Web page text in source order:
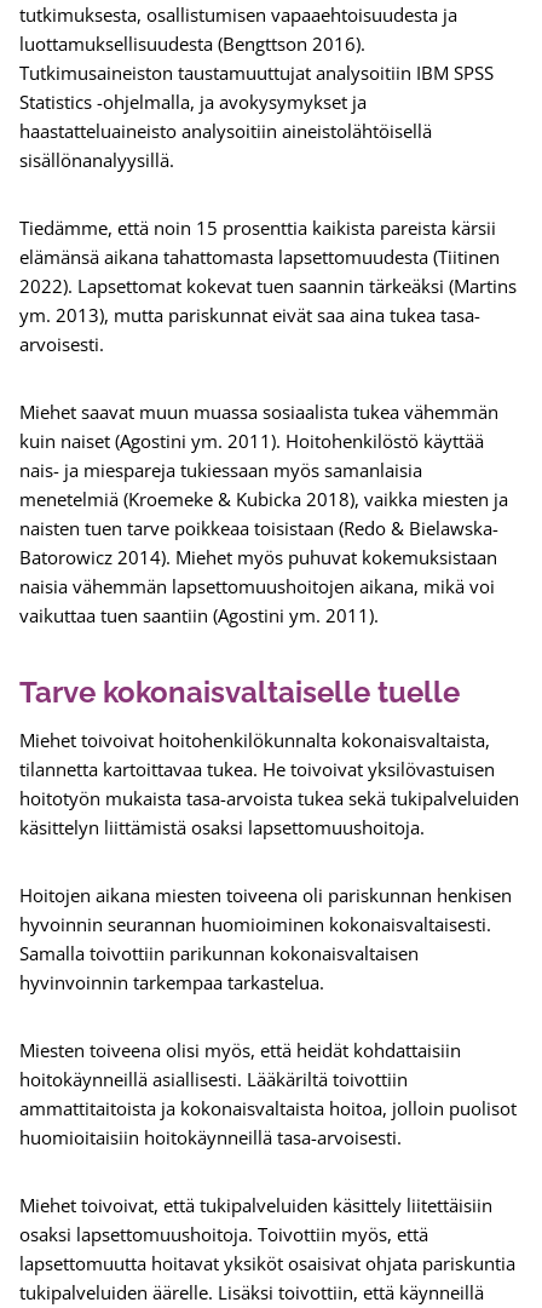
tutkimuksesta, osallistumisen vapaaehtoisuudesta ja
luottamuksellisuudesta (Bengttson 2016).
Tutkimusaineiston taustamuuttujat analysoitiin IBM SPSS
Statistics -ohjelmalla, ja avokysymykset ja
haastatteluaineisto analysoitiin aineistolähtöisellä
sisällönanalyysillä.
Tiedämme, että noin 15 prosenttia kaikista pareista kärsii
elämänsä aikana tahattomasta lapsettomuudesta (Tiitinen
2022). Lapsettomat kokevat tuen saannin tärkeäksi (Martins
ym. 2013), mutta pariskunnat eivät saa aina tukea tasa-
arvoisesti.
Miehet saavat muun muassa sosiaalista tukea vähemmän
kuin naiset (Agostini ym. 2011). Hoitohenkilöstö käyttää
nais- ja miespareja tukiessaan myös samanlaisia
menetelmiä (Kroemeke & Kubicka 2018), vaikka miesten ja
naisten tuen tarve poikkeaa toisistaan (Redo & Bielawska-
Batorowicz 2014). Miehet myös puhuvat kokemuksistaan
naisia vähemmän lapsettomuushoitojen aikana, mikä voi
vaikuttaa tuen saantiin (Agostini ym. 2011).
Tarve kokonaisvaltaiselle tuelle
Miehet toivoivat hoitohenkilökunnalta kokonaisvaltaista,
tilannetta kartoittavaa tukea. He toivoivat yksilövastuisen
hoitotyön mukaista tasa-arvoista tukea sekä tukipalveluiden
käsittelyn liittämistä osaksi lapsettomuushoitoja.
Hoitojen aikana miesten toiveena oli pariskunnan henkisen
hyvoinnin seurannan huomioiminen kokonaisvaltaisesti.
Samalla toivottiin parikunnan kokonaisvaltaisen
hyvinvoinnin tarkempaa tarkastelua.
Miesten toiveena olisi myös, että heidät kohdattaisiin
hoitokäynneillä asiallisesti. Lääkäriltä toivottiin
ammattitaitoista ja kokonaisvaltaista hoitoa, jolloin puolisot
huomioitaisiin hoitokäynneillä tasa-arvoisesti.
Miehet toivoivat, että tukipalveluiden käsittely liitettäisiin
osaksi lapsettomuushoitoja. Toivottiin myös, että
lapsettomuutta hoitavat yksiköt osaisivat ohjata pariskuntia
tukipalveluiden äärelle. Lisäksi toivottiin, että käynneillä